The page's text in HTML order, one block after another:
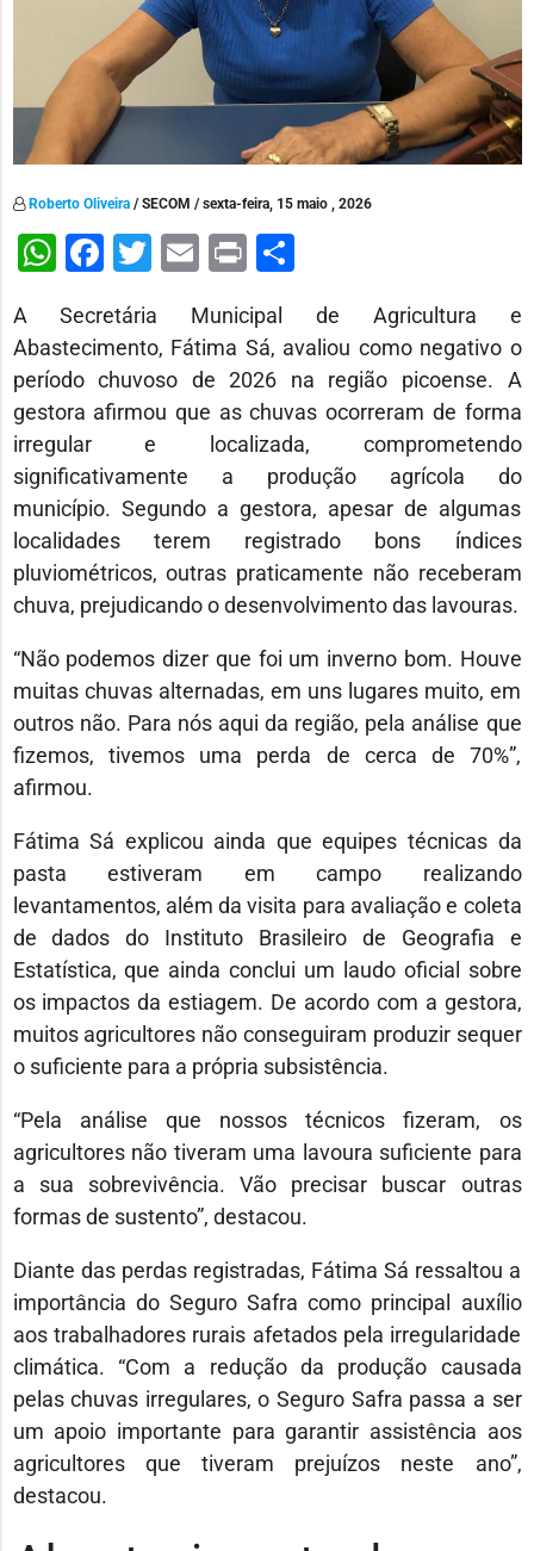
Roberto Oliveira/ SECOM / sexta-feira, 15 maio , 2026
WhatsApp
Facebook
Twitter
EmailPrint
A Secretária Municipal de Agricultura e
Abastecimento, Fátima Sá, avaliou como negativo o
período chuvoso de 2026 na região picoense. A
gestora afirmou que as chuvas ocorreram de forma
irregular e localizada, comprometendo
significativamente a produção agrícola do
município. Segundo a gestora, apesar de algumas
localidades terem registrado bons índices
pluviométricos, outras praticamente não receberam
chuva, prejudicando o desenvolvimento das lavouras.
“Não podemos dizer que foi um inverno bom. Houve
muitas chuvas alternadas, em uns lugares muito, em
outros não. Para nós aqui da região, pela análise que
fizemos, tivemos uma perda de cerca de 70%”,
afirmou.
Fátima Sá explicou ainda que equipes técnicas da
pasta estiveram em campo realizando
levantamentos, além da visita para avaliação e coleta
de dados do Instituto Brasileiro de Geografia e
Estatística, que ainda conclui um laudo oficial sobre
os impactos da estiagem. De acordo com a gestora,
muitos agricultores não conseguiram produzir sequer
o suficiente para a própria subsistência.
“Pela análise que nossos técnicos fizeram, os
agricultores não tiveram uma lavoura suficiente para
a sua sobrevivência. Vão precisar buscar outras
formas de sustento”, destacou.
Diante das perdas registradas, Fátima Sá ressaltou a
importância do Seguro Safra como principal auxílio
aos trabalhadores rurais afetados pela irregularidade
climática. “Com a redução da produção causada
pelas chuvas irregulares, o Seguro Safra passa a ser
um apoio importante para garantir assistência aos
agricultores que tiveram prejuízos neste ano”,
destacou.